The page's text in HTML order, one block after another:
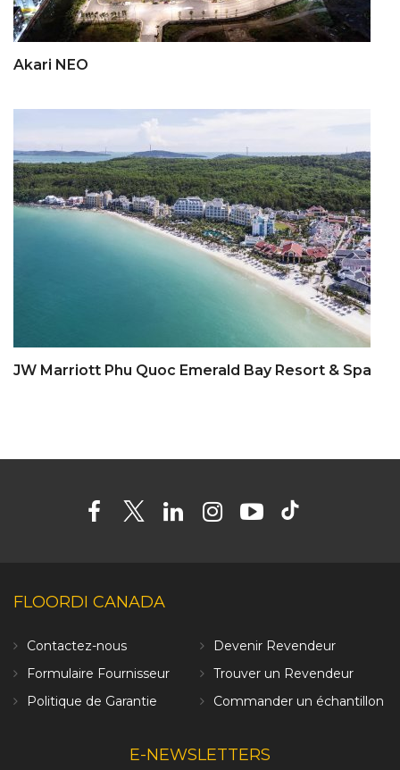
Akari NEO
JW Marriott Phu Quoc Emerald Bay Resort & Spa
FLOORDI CANADA
Contactez-nous
Devenir Revendeur
Formulaire Fournisseur
Trouver un Revendeur
Politique de Garantie
Commander un échantillon
E-NEWSLETTERS